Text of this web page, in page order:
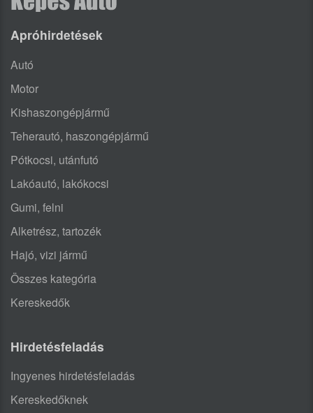
Apróhirdetések
Autó
Motor
Kishaszongépjármű
Teherautó, haszongépjármű
Pótkocsi, utánfutó
Lakóautó, lakókocsi
Gumi, felni
Alketrész, tartozék
Hajó, vizi jármű
Összes kategória
Kereskedők
Hirdetésfeladás
Ingyenes hirdetésfeladás
Kereskedőknek